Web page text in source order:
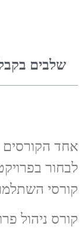
שלבים
אחד הקורסים
לבחור
קורסי
קורס ניהול